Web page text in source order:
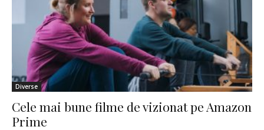
Diverse
Cele mai bune filme de vizionat pe Amazon
Prime